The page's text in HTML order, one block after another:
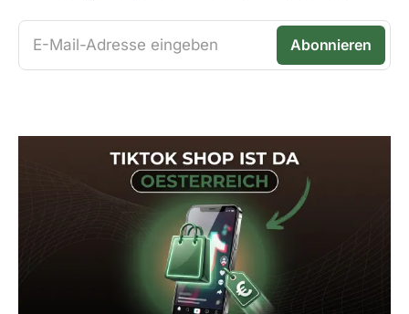
E-Mail-Adresse eingeben Abonnieren